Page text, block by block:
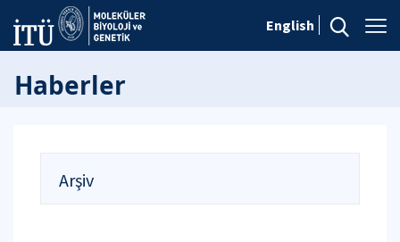
English
Haberler
Arşiv